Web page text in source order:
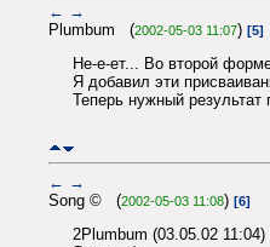
← →
Plumbum (2002-05-03 11:07) [5]
Не-е-ет... Во второй
Я добавил эти
Теперь нужный результат
← →
Song © (2002-05-03 11:08) [6]
2Plumbum (03.05.02 11:04)